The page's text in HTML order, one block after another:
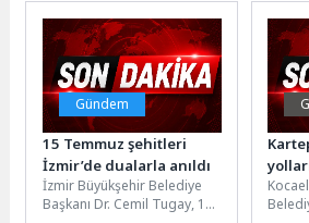
Hatice Gençay, Halk TV
ekranlarında...
Gündem
15 Temmuz şehitleri
İzmir’de dualarla anıldı
İzmir Büyükşehir Belediye
Başkanı Dr. Cemil Tugay, 15